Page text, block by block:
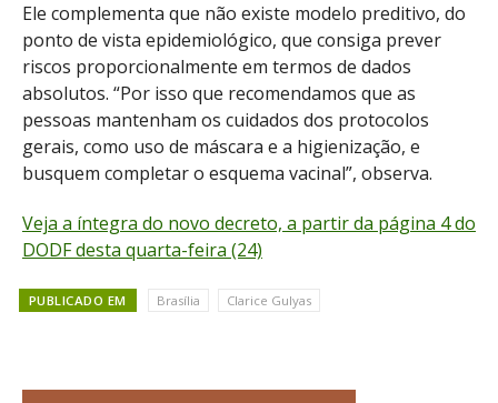
Ele complementa que não existe modelo preditivo, do
ponto de vista epidemiológico, que consiga prever
riscos proporcionalmente em termos de dados
absolutos. “Por isso que recomendamos que as
pessoas mantenham os cuidados dos protocolos
gerais, como uso de máscara e a higienização, e
busquem completar o esquema vacinal”, observa.
Veja a íntegra do novo decreto, a partir da página 4 do
DODF desta quarta-feira (24)
PUBLICADO EM Brasília Clarice Gulyas